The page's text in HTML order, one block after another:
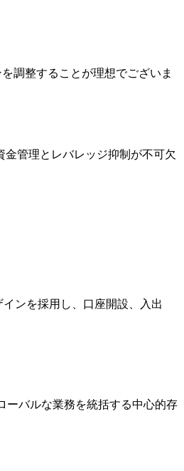
調整することが理想でございま
管理とレバレッジ抑制が不可欠
ンを採用し、口座開設、入出
ーバルな業務を統括する中心的存